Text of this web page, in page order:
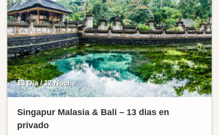
13 Día / 12 Noche
Singapur Malasia & Bali – 13 dias en
privado